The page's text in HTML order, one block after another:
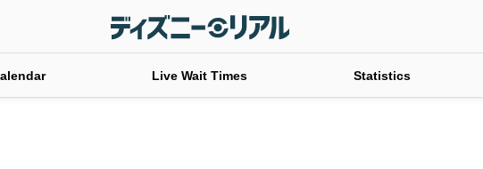
Live Wait Times Statistics